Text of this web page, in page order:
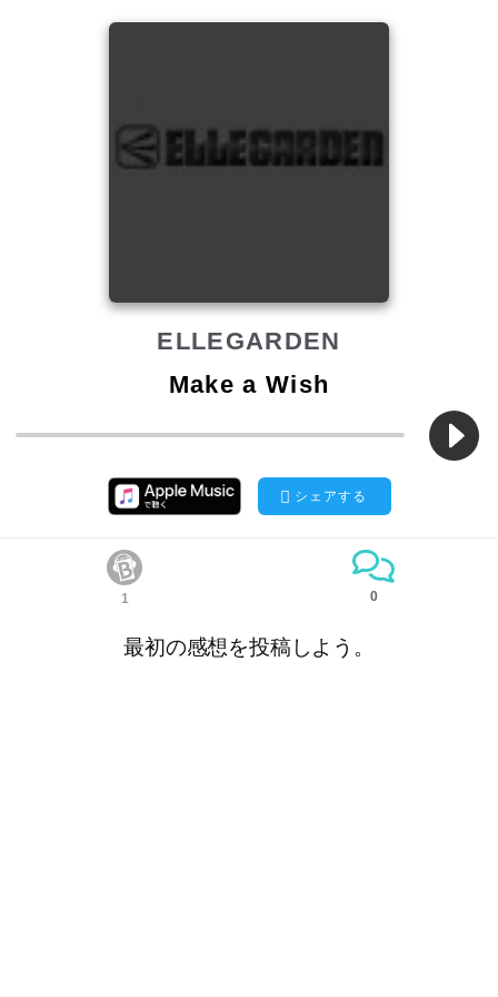
ELLEGARDEN
Make a Wish
シェアする
1 0
最初の感想を投稿しよう。